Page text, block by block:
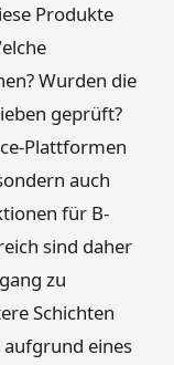
Produkte
Wurden die
geprüft?
Plattformen
auch
für B-
sind daher
zu
Schichten
eines